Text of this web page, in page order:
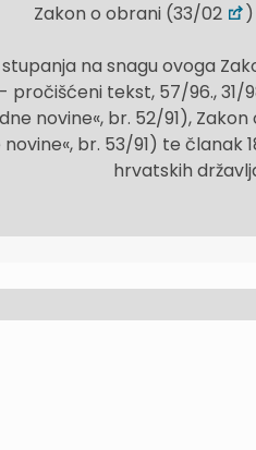
Zakon o obrani (33/02
na snagu ovoga
pročišćeni tekst, 57/96., 31/
novine«, br. 52/91),
br. 53/91) te članak
hrvatskih